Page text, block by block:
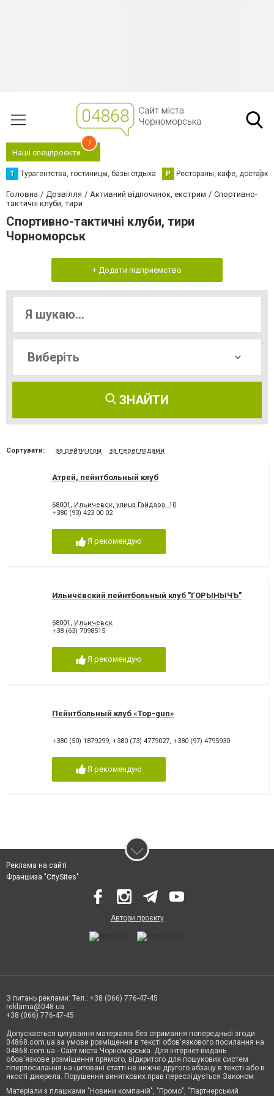
Наші спецпроєкти
7
Т Турагентства, гостиницы, базы отдыха Р Рестораны, кафе,
Головна Дозвілля Активний відпочинок, екстрим
Спортивно-
тактичні клуби, тири
Спортивно-тактичні клуби, тири
Чорноморськ
+ Додати підприємство
ЗНАЙТИ
Сортувати: за рейтингом за переглядами
Атрей, пейнтбольный клуб
68001, Ильичевск, улица Гайдара, 10
+380 (93) 423 00 02
Я рекомендую
Ильичёвский пейнтбольный клуб "ГОРЫНЫЧЪ"
68001, Ильичевск
+38 (63) 7098515
Я рекомендую
Пейнтбольный клуб «Top-gun»
+380 (50) 1879299, +380 (73) 4779027, +380 (97) 4795930
Я рекомендую
Реклама на сайті
Франшиза "CitySites"
Автори проєкту
З питань реклами: Тел.: +38 (066) 776-47-45
reklama@048.ua
+38 (066) 776-47-45
Допускається цитування матеріалів без отримання попередньої згоди
04868.com.ua за умови розміщення в тексті обов'язкового посилання на
04868.com.ua - Сайт міста Чорноморська. Для інтернет-видань
обов'язкове розміщення прямого, відкритого для пошукових систем
гіперпосилання на цитовані статті не нижче другого абзацу в тексті або в
якості джерела. Порушення виняткових прав переслідується Законом.
Матеріали з плашками "Новини компаній", "Промо", "Партнерський